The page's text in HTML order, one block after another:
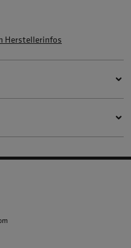
Herstellerinfos